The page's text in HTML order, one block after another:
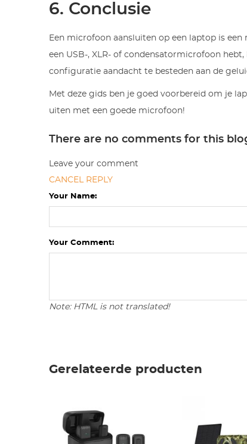
6. Conclusie
Een microfoon aansluiten op een laptop is
een USB-, XLR- of condensatormicrofoon
configuratie aandacht te besteden aan de
Met deze gids ben je goed voorbereid om je
uiten met een goede microfoon!
There are no comments for this
Leave your comment
CANCEL REPLY
Your Name:
Your Comment:
Note: HTML is not translated!
Gerelateerde producten